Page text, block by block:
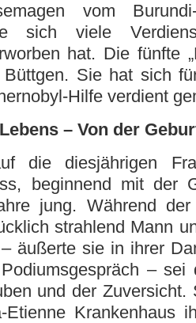
vom
sich viele
hat. Die fünfte
Sie hat sich
Hilfe verdient
– Von der
die diesjährigen
beginnend mit der
jung. Während
strahlend Mann
äußerte sie in ihrer
–
und der Zuversicht.
Krankenhaus